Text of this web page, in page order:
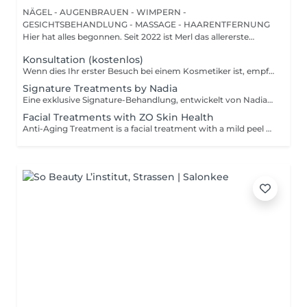
NÄGEL - AUGENBRAUEN - WIMPERN -
GESICHTSBEHANDLUNG - MASSAGE - HAARENTFERNUNG
Hier hat alles begonnen. Seit 2022 ist Merl das allererste
Konsultation (kostenlos)
Wenn dies Ihr erster Besuch bei einem Kosmetiker ist, empfehlen wir, mit einer Beratung zu beginnen. Wie wird die Beratung durchgeführt? - nur Beratung - Wir bestimmen Ihren Hauttyp, besprechen Ihre gewünschten Ergebnisse, helfen Ihnen bei der Auswahl der richtigen Hautpflegeprodukte und entscheiden, welche Behandlung Ihre spezifischen Anliegen am besten anspricht. - Beratung + erste Behandlung - Wir bestimmen Ihren Hauttyp, besprechen Ihre gewünschten Ergebnisse, helfen Ihnen bei der Auswahl der richtigen Hautpflegeprodukte und entscheiden, welche Behandlung Ihre spezifischen Anliegen am besten anspricht. Wir führen die erste Behandlung direkt nach der Beratung durch.
Signature Treatments by Nadia
Eine exklusive Signature-Behandlung, entwickelt von Nadia, unserer Kosmetikerin, speziell für die empfindliche Augen- und Hals-/Dekolletépartie. Sie spendet intensive Feuchtigkeit und verbessert die Elastizität der Haut, wodurch Festigkeit, Geschmeidigkeit und ein sichtbar frischeres, revitalisiertes Hautbild gefördert werden. Die Behandlung hilft, das Erscheinungsbild feiner Linien zu reduzieren, verleiht der Augenpartie einen sanften aufhellenden Effekt und sorgt für ein natürliches Lifting-Ergebnis für einen erholten Blick und ein jugendlicheres Aussehen. Eine weitere Option kombiniert die intensive Feuchtigkeitspflege für Augen- und Halsbereich mit einer vollständigen Gesichtsbehandlung und bietet so ein besonders umfassendes Pflegeerlebnis.
Facial Treatments with ZO Skin Health
Anti-Aging Treatment is a facial treatment with a mild peel designed to restore hydration, smooth dry, rough texture, soften lines and strengthen skin to prevent future aging and skin damage. Redness Treatment is a facial treatment with a mild peel designed to calm skin and minimize symptoms associated with red, sensitized skin, including rosacea. Ultra Hydration Treatment is a facial treatment with a mild peel designed to soothe skin and restore hydration in dry, dehydrated skin. Skin Brightening Treatment is a facial treatment with a mild peel designed to target mild discoloration and restore a more even skin tone. Acne + Oil Control Treatment is a facial treatment with a mild peel to decongest pores, absorb excess surface oil, target blemishes and prevent future breakouts. Enzyme Facial Treatment is a gentle, effective facial treatment with enzymatic exfoliation to revive dull skin, replenish hydration, soothe skin and restore healthy skin barrier to strengthen skin. Stimulator Peel is the perfect lunchtime peel, gentle enough for all skin types. An effective blend of AHAs provide immediately healthier, glowing skin with no downtime. Added antioxidants and anti-irritants neutralize free radicals and calm the skin.